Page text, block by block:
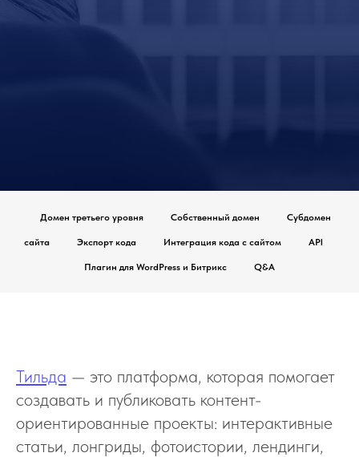
Домен третьего уровня Собственный домен Субдомен
сайта Экспорт кода Интеграция кода с сайтом API
Плагин для WordPress и Битрикс Q&A
Тильда — это платформа, которая помогает
создавать и публиковать контент-
ориентированные проекты: интерактивные
статьи, лонгриды, фотоистории, лендинги,